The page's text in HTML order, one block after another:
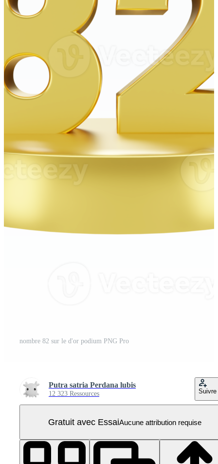
nombre 82 sur le d'or podium PNG Pro
Putra satria Perdana lubis
12 323 Ressources Suivre
Gratuit avec EssaiAucune attribution requise